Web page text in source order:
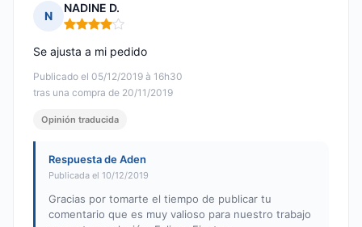
N
NADINE D.
Nota: 4 de 5
Publicado el 05/12/2019 à 16h30
tras una compra de 20/11/2019
Se ajusta a mi pedido
Opinión traducida
Respuesta de Aden
Publicada el 10/12/2019
Gracias por tomarte el tiempo de publicar tu
comentario que es muy valioso para nuestro trabajo